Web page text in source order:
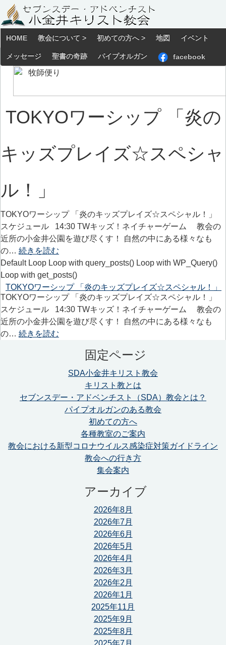
HOME 教会について > 初めての方へ > 地図 イベント
メッセージ 聖書の奇跡 パイプオルガン facebook
TOKYOワーシップ 「炎の
キッズプレイズ☆スペシャ
ル！」
TOKYOワーシップ 「炎のキッズプレイズ☆スペシャル！」
スケジュール 14:30 TWキッズ！ネイチャーゲーム 教会の
近所の小金井公園を遊び尽くす！ 自然の中にある様々なも
の… 続きを読む
Default Loop Loop with query_posts() Loop with WP_Query()
Loop with get_posts()
TOKYOワーシップ 「炎のキッズプレイズ☆スペシャル！」
TOKYOワーシップ 「炎のキッズプレイズ☆スペシャル！」
スケジュール 14:30 TWキッズ！ネイチャーゲーム 教会の
近所の小金井公園を遊び尽くす！ 自然の中にある様々なも
の… 続きを読む
固定ページ
SDA小金井キリスト教会
キリスト教とは
セブンスデー・アドベンチスト（SDA）教会とは？
パイプオルガンのある教会
初めての方へ
各種教室のご案内
教会における新型コロナウイルス感染症対策ガイドライン
教会への行き方
集会案内
アーカイブ
2026年8月
2026年7月
2026年6月
2026年5月
2026年4月
2026年3月
2026年2月
2026年1月
2025年11月
2025年9月
2025年8月
2025年7月